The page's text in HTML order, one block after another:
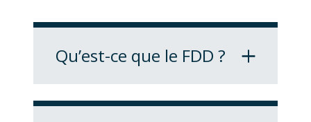
Qu’est-ce que le FDD ?
Fault Detection and